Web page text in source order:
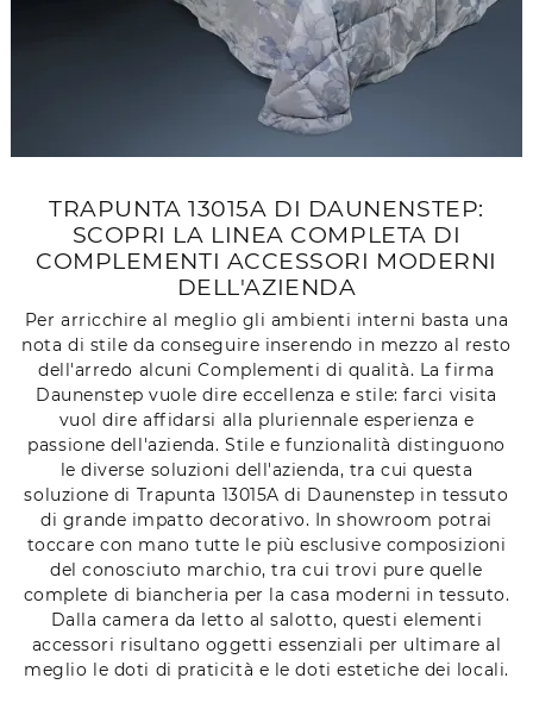
TRAPUNTA 13015A DI DAUNENSTEP:
SCOPRI LA LINEA COMPLETA DI
COMPLEMENTI ACCESSORI MODERNI
DELL'AZIENDA
Per arricchire al meglio gli ambienti interni basta una
nota di stile da conseguire inserendo in mezzo al resto
dell'arredo alcuni Complementi di qualità. La firma
Daunenstep vuole dire eccellenza e stile: farci visita
vuol dire affidarsi alla pluriennale esperienza e
passione dell'azienda. Stile e funzionalità distinguono
le diverse soluzioni dell'azienda, tra cui questa
soluzione di Trapunta 13015A di Daunenstep in tessuto
di grande impatto decorativo. In showroom potrai
toccare con mano tutte le più esclusive composizioni
del conosciuto marchio, tra cui trovi pure quelle
complete di biancheria per la casa moderni in tessuto.
Dalla camera da letto al salotto, questi elementi
accessori risultano oggetti essenziali per ultimare al
meglio le doti di praticità e le doti estetiche dei locali.